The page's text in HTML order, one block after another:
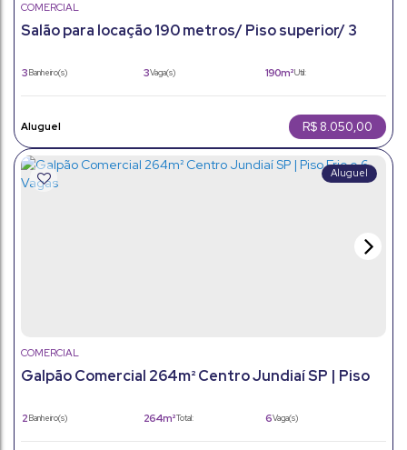
Salão para locação 190 metros/ Piso superior/ 3
COMERCIAL
R$ 8.050,00
3Banheiro(s) 3Vaga(s) Útil:
190m²
Galpão Comercial 264m² Centro Jundiaí SP | Piso
COMERCIAL
2Banheiro(s) Total:
264m² 6Vaga(s)